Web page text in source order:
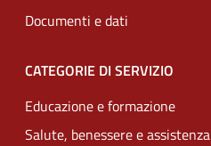
Documenti e dati
CATEGORIE DI SERVIZIO
Educazione e formazione
Salute, benessere e assistenza